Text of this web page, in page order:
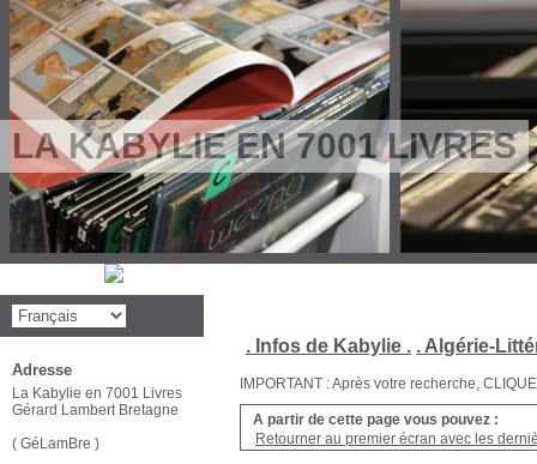
LA KABYLIE EN 7001 LIVRES
. Infos de Kabylie . . Algérie-
IMPORTANT : Après votre recherche,
A partir de cette page vous pouvez :
Retourner au premier écran avec les
Adresse
La Kabylie en 7001 Livres
Gérard Lambert Bretagne
( GéLamBre )